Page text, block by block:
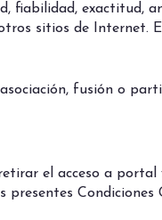
fiabilidad, exactitud,
sitios de Internet.
fusión o
el acceso a
Condiciones